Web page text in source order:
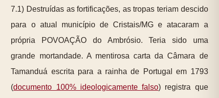
7.1) Destruídas as fortificações, as tropas teriam descido
para o atual município de Cristais/MG e atacaram a
própria POVOAÇÃO do Ambrósio. Teria sido uma
grande mortandade. A mentirosa carta da Câmara de
Tamanduá escrita para a rainha de Portugal em 1793
(documento 100% ideologicamente falso) registra que